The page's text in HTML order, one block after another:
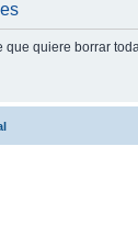
que quiere borrar